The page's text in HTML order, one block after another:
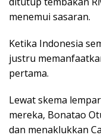
menemui sasaran.
Ketika Indonesia
justru
pertama.
Lewat skema
mereka, Bonatao
dan menaklukkan